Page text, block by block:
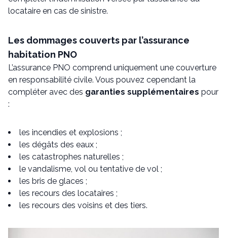
locataire en cas de sinistre.
Les dommages couverts par l’assurance
habitation PNO
L’assurance PNO comprend uniquement une couverture
en responsabilité civile. Vous pouvez cependant la
compléter avec des garanties supplémentaires pour
:
les incendies et explosions ;
les dégâts des eaux ;
les catastrophes naturelles ;
le vandalisme, vol ou tentative de vol ;
les bris de glaces ;
les recours des locataires ;
les recours des voisins et des tiers.